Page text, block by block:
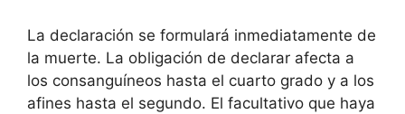
La declaración se formulará inmediatamente de
la muerte. La obligación de declarar afecta a
los consanguíneos hasta el cuarto grado y a los
afines hasta el segundo. El facultativo que haya